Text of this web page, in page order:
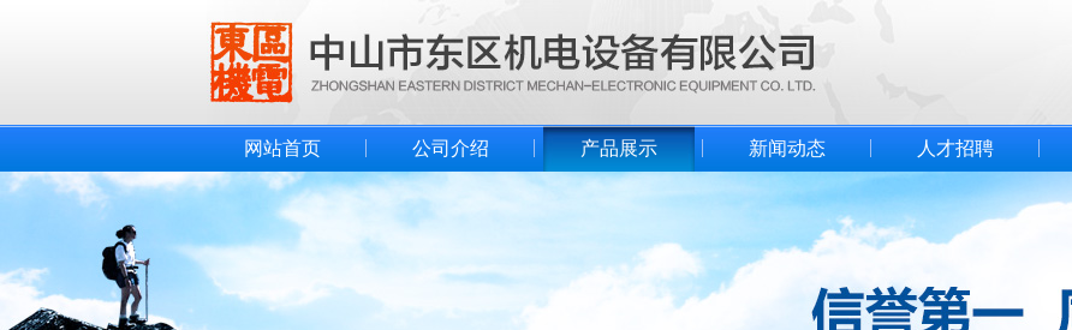
网站首页 公司介绍 产品展示 新闻动态 人才招聘